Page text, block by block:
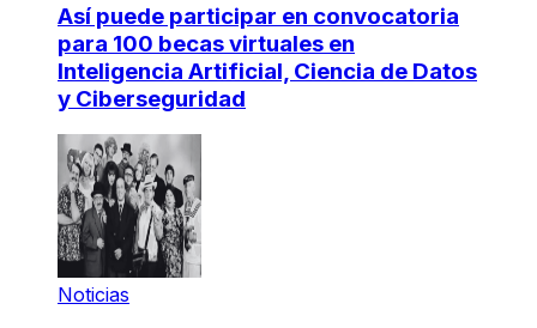
Así puede participar en convocatoria
para 100 becas virtuales en
Inteligencia Artificial, Ciencia de Datos
y Ciberseguridad
Noticias